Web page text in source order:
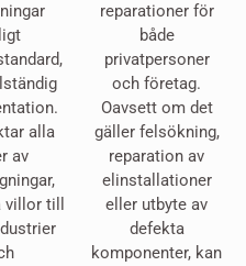
alla
av
till
reparationer för
både
privatpersoner
och företag.
Oavsett om det
gäller felsökning,
reparation av
elinstallationer
eller utbyte av
defekta
komponenter, kan